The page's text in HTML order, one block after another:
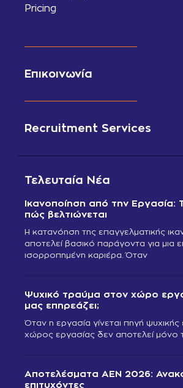
Pricing
Επικοινωνία
Recruitment Services
Τελευταία Νέα
Ικανοποίηση από την Εργασία:
πώς βελτιώνεται
Η κατανόηση της επαγγελματικής
αποτελεί βασικό παράγοντα για μια
ισορροπημένη καριέρα. Όταν
Ψυχικό τραύμα στον χώρο
μας επηρεάζει;
Όταν η εργασία γίνεται πηγή
χώρος εργασίας δεν αποτελεί μόνο
Αποτελέσματα ΑΕΝ 2026:
επιτυχόντες